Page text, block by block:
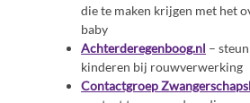
die te maken krijgen met het
baby
Achterderegenboog.nl –
kinderen bij rouwverwerking
Contactgroep